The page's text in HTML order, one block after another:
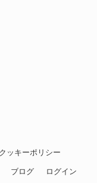
クッキーポリシー
ブログ ログイン